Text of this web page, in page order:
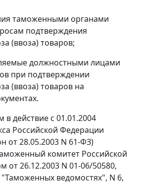
таможенными органами
подтверждения
(ввоза) товаров;
должностными лицами
при подтверждении
(ввоза) товаров на
в действие с 01.01.2004
Российской Федерации
от 28.05.2003 N 61-ФЗ)
комитет Российской
от 26.12.2003 N 01-06/50580,
"Таможенных ведомостях", N 6,